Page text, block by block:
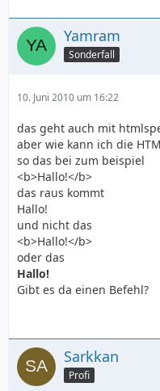
Yamram
Sonderfall
10. Juni 2010 um 16:22
das geht auch mit
aber wie kann ich die
so das bei zum beispiel
<b>Hallo!</b>
das raus kommt
Hallo!
und nicht das
<b>Hallo!</b>
oder das
Hallo!
Gibt es da einen Befehl?
Sarkkan
Profi